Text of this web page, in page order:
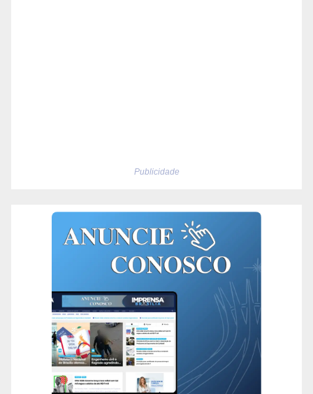
Publicidade